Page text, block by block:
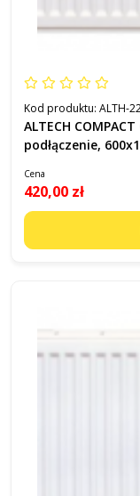
Kod produktu: ALTH-
ALTECH
podłączenie,
Cena
420,00 zł